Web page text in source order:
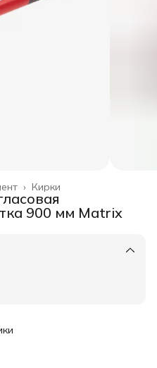
Кирки
›
900 мм Matrix